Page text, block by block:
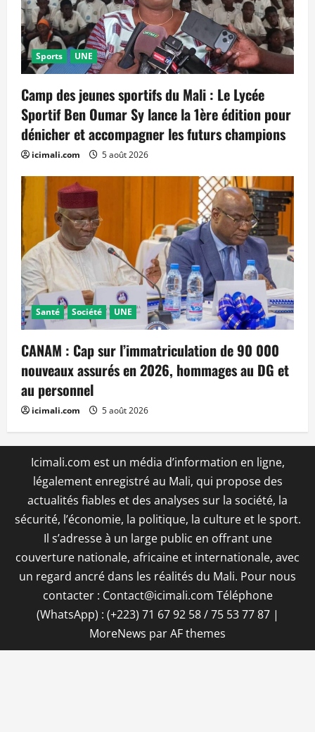
Sports UNE
Camp des jeunes sportifs du Mali : Le Lycée
Sportif Ben Oumar Sy lance la 1ère édition pour
dénicher et accompagner les futurs champions
icimali.com 5 août 2026
Santé Société UNE
CANAM : Cap sur l’immatriculation de 90 000
nouveaux assurés en 2026, hommages au DG et
au personnel
icimali.com 5 août 2026
Icimali.com est un média d’information en ligne,
légalement enregistré au Mali, qui propose des
actualités fiables et des analyses sur la société, la
sécurité, l’économie, la politique, la culture et le sport.
Il s’adresse à un large public en offrant une
couverture nationale, africaine et internationale, avec
un regard ancré dans les réalités du Mali. Pour nous
contacter : Contact@icimali.com Téléphone
(WhatsApp) : (+223) 71 67 92 58 / 75 53 77 87 |
MoreNews par AF themes